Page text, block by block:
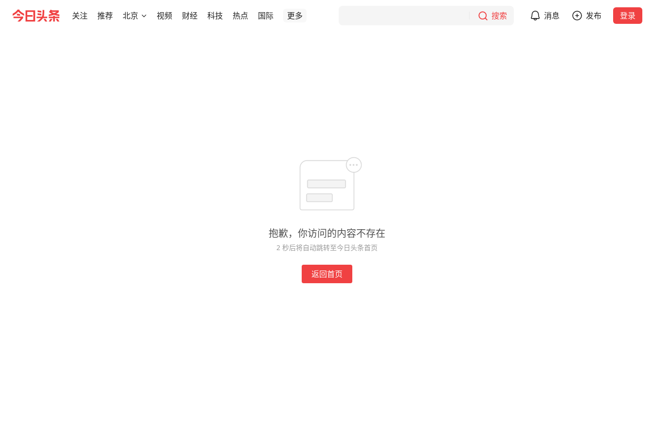
关注 推荐 北京 视频 财经 科技 热点 国际 更多 搜索 消息 发布 登录
抱歉，你访问的内容不存在
2 秒后将自动跳转至今日头条首页
返回首页